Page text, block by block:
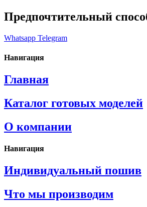
Предпочтительный
Whatsapp Telegram
Навигация
Главная
Каталог готовых моделей
О компании
Навигация
Индивидуальный пошив
Что мы производим